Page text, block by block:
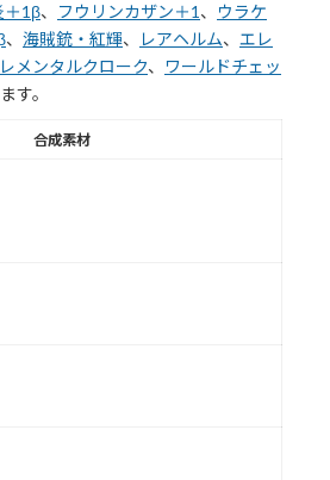
＋1β、 フウリンカザン＋1 、
ウラケ
、 海賊銃・紅輝、 レアヘルム、 エレ
メンタルクローク、 ワールドチェッ
す。
合成素材